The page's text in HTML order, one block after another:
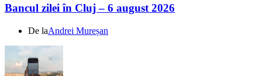
Bancul zilei în Cluj – 6 august 2026
De laAndrei Mureșan